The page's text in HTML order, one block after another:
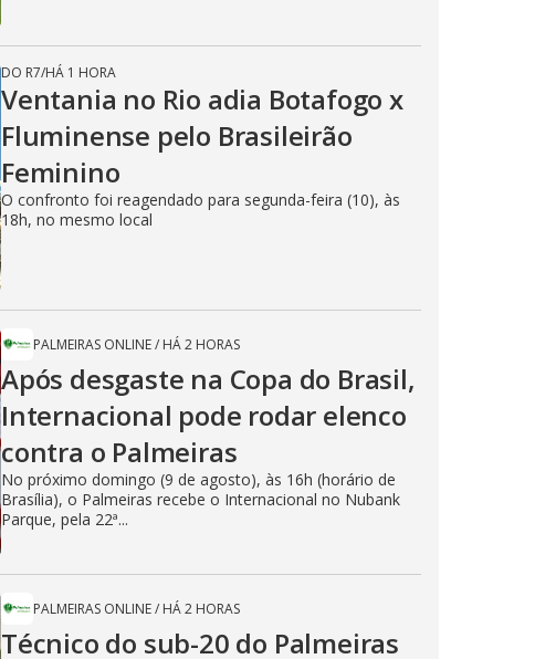
DO R7/HÁ 1 HORA
Ventania no Rio adia Botafogo x
Fluminense pelo Brasileirão
Feminino
O confronto foi reagendado para segunda-feira (10), às
18h, no mesmo local
PALMEIRAS ONLINE/ HÁ 2 HORAS
Após desgaste na Copa do Brasil,
Internacional pode rodar elenco
contra o Palmeiras
No próximo domingo (9 de agosto), às 16h (horário de
Brasília), o Palmeiras recebe o Internacional no Nubank
Parque, pela 22ª...
PALMEIRAS ONLINE/ HÁ 2 HORAS
Técnico do sub-20 do Palmeiras